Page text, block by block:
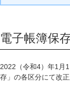
電子帳簿保
2022（令和4）年1月
存」の各区分にて改正